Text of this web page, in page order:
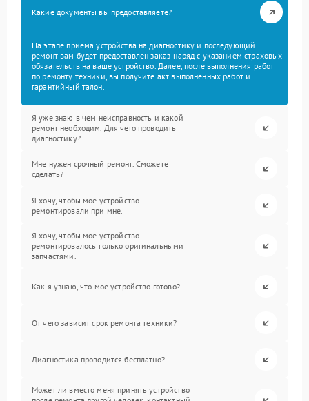
Какие документы вы предоставляете?
На этапе приема устройства на диагностику и последующий
ремонт вам будет предоставлен заказ-наряд с указанием страховых
обязательств на ваше устройство. Далее, после выполнения работ
по ремонту техники, вы получите акт выполненных работ и
гарантийный талон.
Я уже знаю в чем неисправность и какой
ремонт необходим. Для чего проводить
диагностику?
Мне нужен срочный ремонт. Сможете
сделать?
Я хочу, чтобы мое устройство
ремонтировали при мне.
Я хочу, чтобы мое устройство
ремонтировалось только оригинальными
запчастями.
Как я узнаю, что мое устройство готово?
От чего зависит срок ремонта техники?
Диагностика проводится бесплатно?
Может ли вместо меня принять устройство